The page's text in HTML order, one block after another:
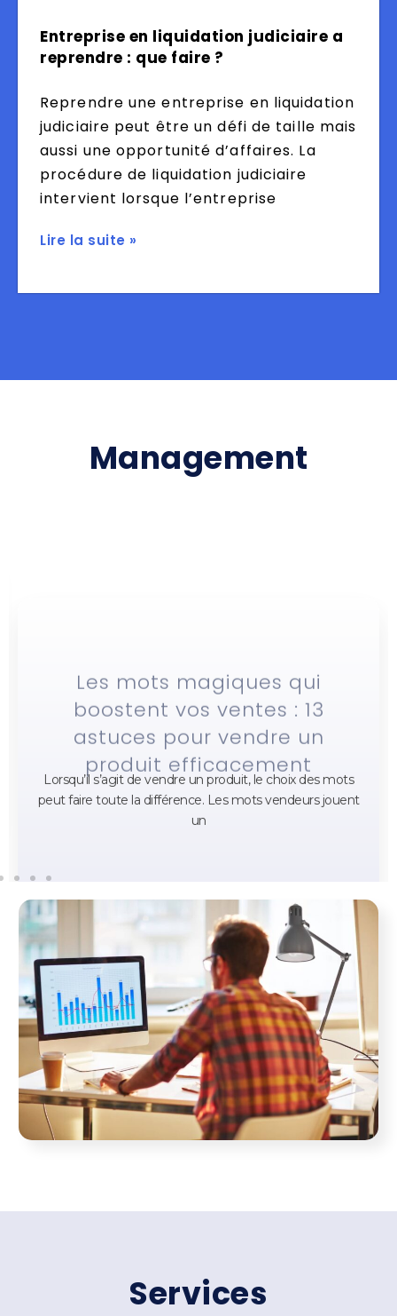
Entreprise en liquidation judiciaire a
reprendre : que faire ?
Reprendre une entreprise en liquidation
judiciaire peut être un défi de taille mais
aussi une opportunité d’affaires. La
procédure de liquidation judiciaire
intervient lorsque l’entreprise
Lire la suite »
Management
Lorsqu’il s’agit de vendre un produit, le choix des mots
peut faire toute la différence. Les mots vendeurs jouent
un
Lire la suite
Services